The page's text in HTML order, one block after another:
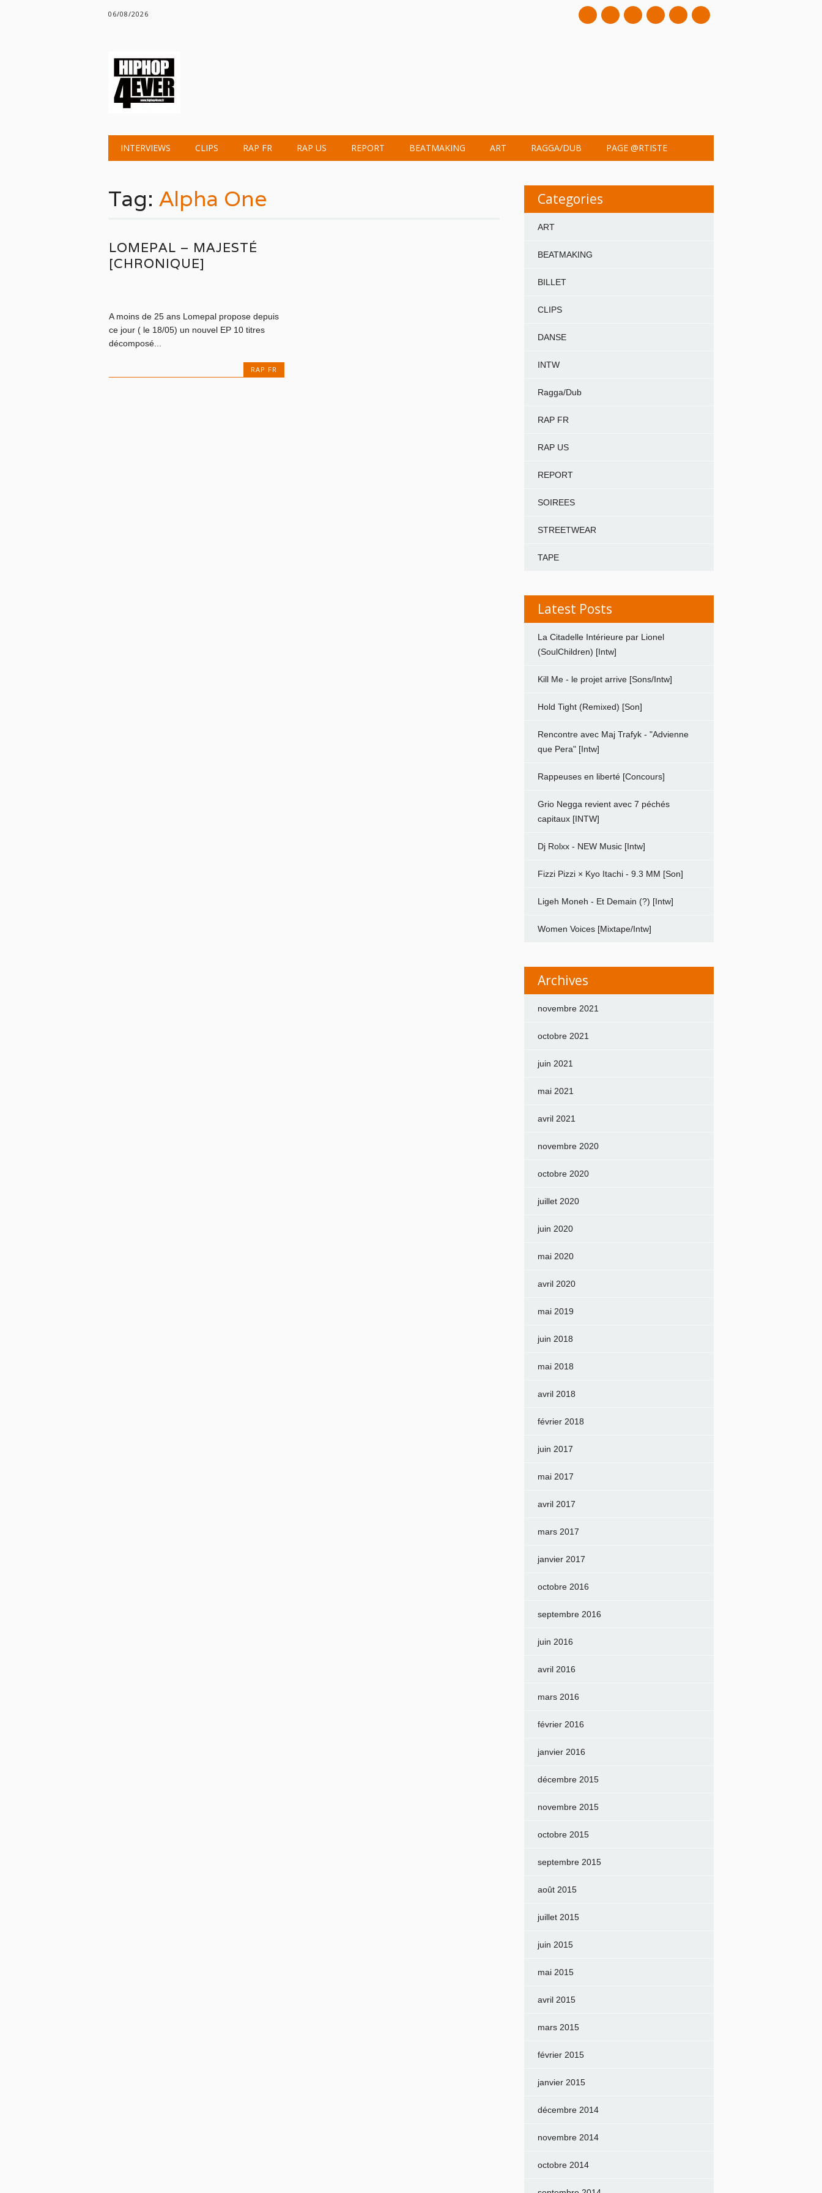
06/08/2026
mail
Main menu
INTERVIEWS CLIPS RAP FR RAP US REPORT BEATMAKING ART RAGGA/DUB PAGE @RTISTE
Tag: Alpha One
LOMEPAL – MAJESTÉ
[CHRONIQUE]
A moins de 25 ans Lomepal propose depuis
ce jour ( le 18/05) un nouvel EP 10 titres
décomposé...
RAP FR
Categories
ART
BEATMAKING
BILLET
CLIPS
DANSE
INTW
Ragga/Dub
RAP FR
RAP US
REPORT
SOIREES
STREETWEAR
TAPE
Latest Posts
La Citadelle Intérieure par Lionel
(SoulChildren) [Intw]
Kill Me - le projet arrive [Sons/Intw]
Hold Tight (Remixed) [Son]
Rencontre avec Maj Trafyk - "Advienne
que Pera" [Intw]
Rappeuses en liberté [Concours]
Grio Negga revient avec 7 péchés
capitaux [INTW]
Dj Rolxx - NEW Music [Intw]
Fizzi Pizzi × Kyo Itachi - 9.3 MM [Son]
Ligeh Moneh - Et Demain (?) [Intw]
Women Voices [Mixtape/Intw]
Archives
novembre 2021
octobre 2021
juin 2021
mai 2021
avril 2021
novembre 2020
octobre 2020
juillet 2020
juin 2020
mai 2020
avril 2020
mai 2019
juin 2018
mai 2018
avril 2018
février 2018
juin 2017
mai 2017
avril 2017
mars 2017
janvier 2017
octobre 2016
septembre 2016
juin 2016
avril 2016
mars 2016
février 2016
janvier 2016
décembre 2015
novembre 2015
octobre 2015
septembre 2015
août 2015
juillet 2015
juin 2015
mai 2015
avril 2015
mars 2015
février 2015
janvier 2015
décembre 2014
novembre 2014
octobre 2014